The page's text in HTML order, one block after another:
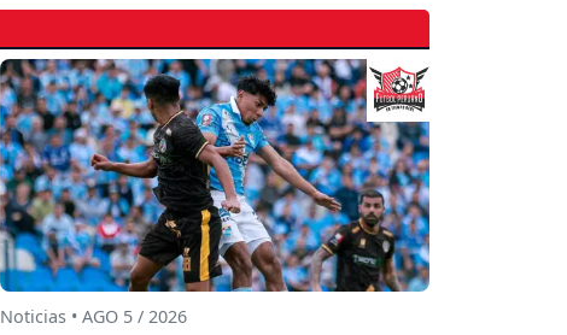
Noticias • AGO 5 / 2026